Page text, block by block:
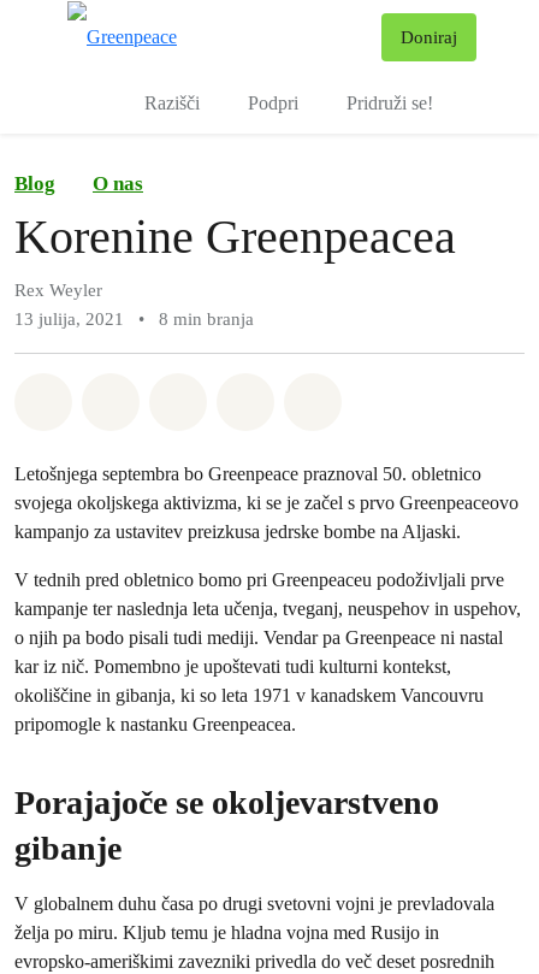
Doniraj
Razišči Podpri Pridruži se!
Blog O nas
Korenine Greenpeacea
Rex Weyler
13 julija, 2021
• 8 min branja
Letošnjega septembra bo Greenpeace praznoval 50. obletnico
svojega okoljskega aktivizma, ki se je začel s prvo Greenpeaceovo
kampanjo za ustavitev preizkusa jedrske bombe na Aljaski.
V tednih pred obletnico bomo pri Greenpeaceu podoživljali prve
kampanje ter naslednja leta učenja, tveganj, neuspehov in uspehov,
o njih pa bodo pisali tudi mediji. Vendar pa Greenpeace ni nastal
kar iz nič. Pomembno je upoštevati tudi kulturni kontekst,
okoliščine in gibanja, ki so leta 1971 v kanadskem Vancouvru
pripomogle k nastanku Greenpeacea.
Porajajoče se okoljevarstveno
gibanje
V globalnem duhu časa po drugi svetovni vojni je prevladovala
želja po miru. Kljub temu je hladna vojna med Rusijo in
evropsko‑ameriškimi zavezniki privedla do več deset posrednih